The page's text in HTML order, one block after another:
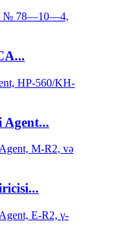
Agent...